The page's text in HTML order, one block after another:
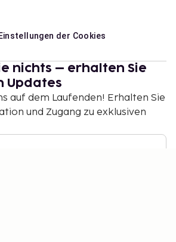
der Cookies
nichts – erhalten Sie
Updates
auf dem Laufenden! Erhalten Sie
und Zugang zu exklusiven